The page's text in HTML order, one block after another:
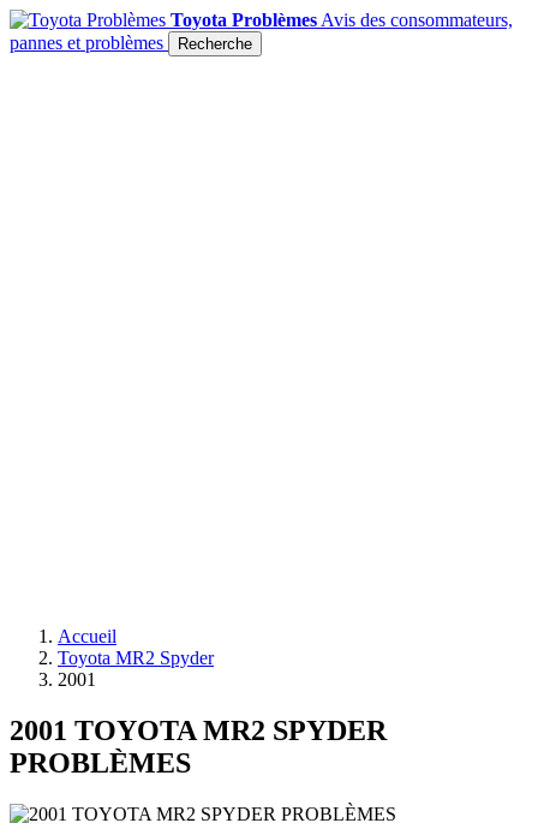
Toyota Problèmes Avis des consommateurs,
pannes et problèmes
Recherche
Accueil
Toyota MR2 Spyder
2001
2001 TOYOTA MR2 SPYDER
PROBLÈMES